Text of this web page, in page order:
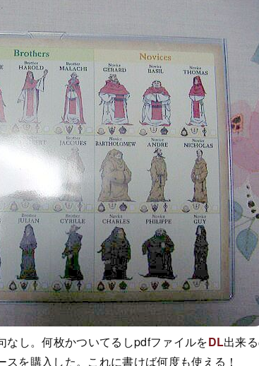
し。何枚かついてるしpdfファイルをDL出来
を購入した。これに書けば何度も使える！